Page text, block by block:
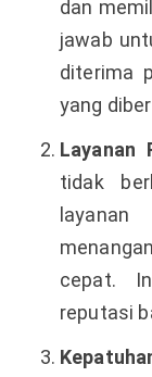
dan
jawab
diterima
yang
Layanan
tidak
cepat.
reputasi